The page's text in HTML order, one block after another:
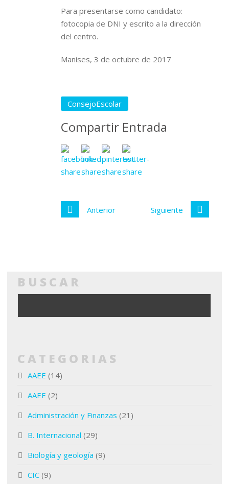
Para presentarse como candidato:
fotocopia de DNI y escrito a la dirección
del centro.
Manises, 3 de octubre de 2017
ConsejoEscolar
Compartir Entrada
Anterior Siguiente
BUSCAR
CATEGORIAS
AAEE (14)
AAEE (2)
Administración y Finanzas (21)
B. Internacional (29)
Biología y geología (9)
CIC (9)